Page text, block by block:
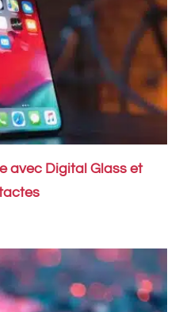
avec Digital Glass et